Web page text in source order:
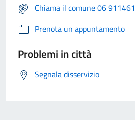
Chiama il comune 06 911461
Prenota un appuntamento
Problemi in città
Segnala disservizio